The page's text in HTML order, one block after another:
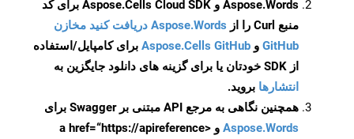
Aspose.Words و Aspose.Cells Cloud SDK برای کد
منبع Curl را از
Aspose.Words دریافت کنید مخازن
GitHub و Aspose.Cells GitHub برای کامپایل/استفاده
از SDK خودتان یا برای گزینه های دانلود جایگزین به
انتشارها بروید.
همچنین نگاهی به مرجع API مبتنی بر Swagger برای
Aspose.Words
و <a href=“https://apireference